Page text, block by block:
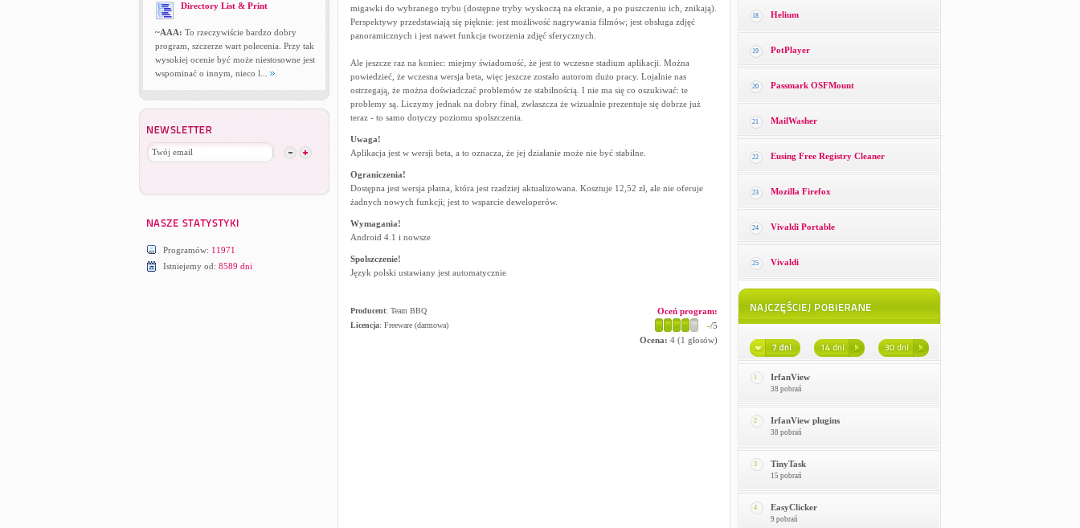
Directory List & Print
~AAA: To rzeczywiście bardzo dobry
program, szczerze wart polecenia. Przy tak
wysokiej ocenie być może niestosowne jest
wspominać o innym, nieco l...
Programów: 11971
Istniejemy od: 8589 dni
migawki do wybranego trybu (dostępne tryby wyskoczą na ekranie, a po puszczeniu ich, znikają).
Perspektywy przedstawiają się pięknie: jest możliwość nagrywania filmów; jest obsługa zdjęć
panoramicznych i jest nawet funkcja tworzenia zdjęć sferycznych.
Ale jeszcze raz na koniec: miejmy świadomość, że jest to wczesne stadium aplikacji. Można
powiedzieć, że wczesna wersja beta, więc jeszcze zostało autorom dużo pracy. Lojalnie nas
ostrzegają, że można doświadczać problemów ze stabilnością. I nie ma się co oszukiwać: te
problemy są. Liczymy jednak na dobry finał, zwłaszcza że wizualnie prezentuje się dobrze już
teraz - to samo dotyczy poziomu spolszczenia.
Uwaga!
Aplikacja jest w wersji beta, a to oznacza, że jej działanie może nie być stabilne.
Ograniczenia!
Dostępna jest wersja płatna, która jest rzadziej aktualizowana. Kosztuje 12,52 zł, ale nie oferuje
żadnych nowych funkcji; jest to wsparcie deweloperów.
Wymagania!
Android 4.1 i nowsze
Spolszczenie!
Język polski ustawiany jest automatycznie
Producent: Team BBQ
Licencja: Freeware (darmowa)
Oceń program:
-/5
Ocena: 4(1 głosów)
18 Helium
19 PotPlayer
20 Passmark OSFMount
21 MailWasher
22 Eusing Free Registry Cleaner
23 Mozilla Firefox
24 Vivaldi Portable
25 Vivaldi
1 IrfanView
38 pobrań
2 IrfanView plugins
38 pobrań
3 TinyTask
15 pobrań
4 EasyClicker
9 pobrań